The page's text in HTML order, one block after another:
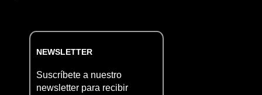
NEWSLETTER
Suscríbete a nuestro
newsletter para recibir